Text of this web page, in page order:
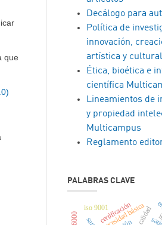
que
Decálogo para
Política de
innovación,
artística y cultural
Ética, bioética e
científica
Lineamientos de
y propiedad
Multicampus
Reglamento
PALABRAS CLAVE
necesidad básica
certificación
iso 9001